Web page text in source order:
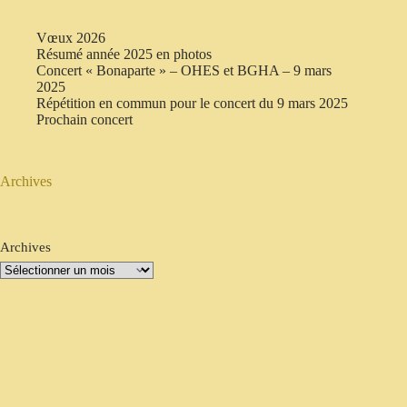
Vœux 2026
Résumé année 2025 en photos
Concert « Bonaparte » – OHES et BGHA – 9 mars
2025
Répétition en commun pour le concert du 9 mars 2025
Prochain concert
Archives
Archives